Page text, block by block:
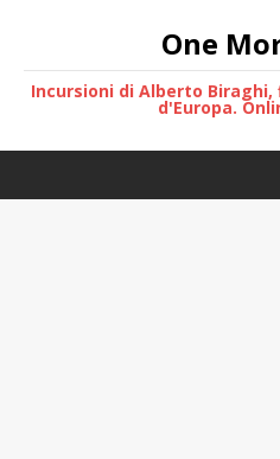
One
Incursioni di Alberto
d'Europa.